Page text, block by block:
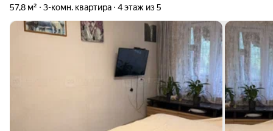
57,8 м² 3-комн. квартира 4 этаж из 5